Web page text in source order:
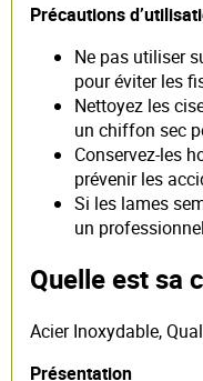
Précautions
Ne pas utiliser
pour éviter les
Nettoyez les
un chiffon sec
Conservez-les
prévenir les
Si les lames
un
Quelle est sa
Acier Inoxydable,
Présentation